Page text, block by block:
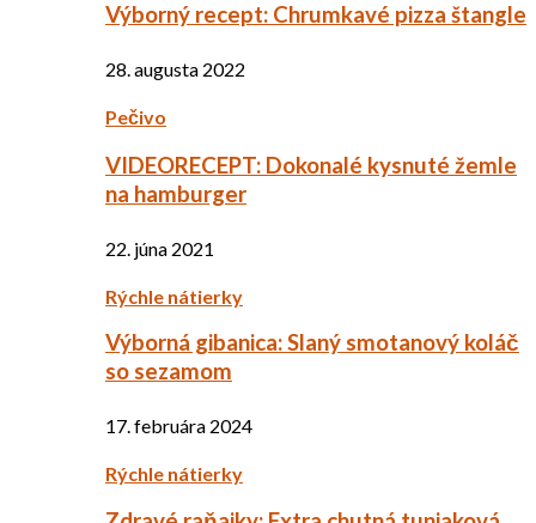
Výborný recept: Chrumkavé pizza štangle
28. augusta 2022
Pečivo
VIDEORECEPT: Dokonalé kysnuté žemle
na hamburger
22. júna 2021
Rýchle nátierky
Výborná gibanica: Slaný smotanový koláč
so sezamom
17. februára 2024
Rýchle nátierky